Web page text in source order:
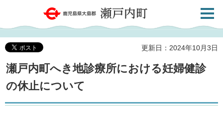
鹿児島県大島郡 瀬戸内町
共通メ
更新日：2024年10月3日
瀬戸内町へき地診療所における妊婦健診
の休止について